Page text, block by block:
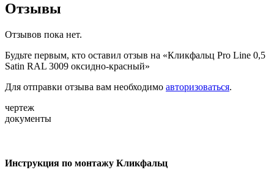
Отзывы
Отзывов пока нет.
Будьте первым, кто оставил отзыв на «Кликфальц Pro Line 0,5
Satin RAL 3009 оксидно-красный»
Для отправки отзыва вам необходимо авторизоваться.
чертеж
документы
Инструкция по монтажу Кликфальц